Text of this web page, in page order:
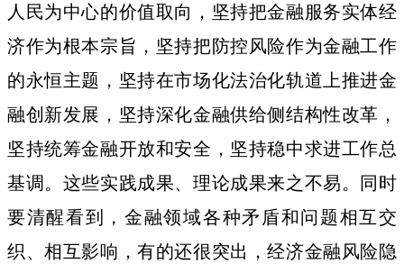
人民为中心的价值取向，坚持把金融服务实体经
济作为根本宗旨，坚持把防控风险作为金融工作
的永恒主题，坚持在市场化法治化轨道上推进金
融创新发展，坚持深化金融供给侧结构性改革，
坚持统筹金融开放和安全，坚持稳中求进工作总
基调。这些实践成果、理论成果来之不易。同时
要清醒看到，金融领域各种矛盾和问题相互交
织、相互影响，有的还很突出，经济金融风险隐